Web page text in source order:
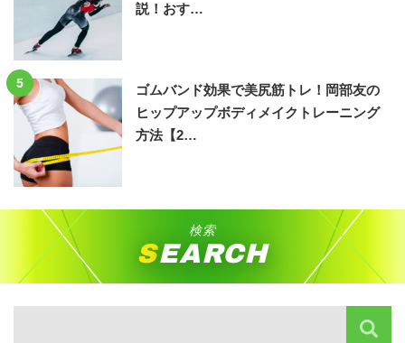
説！おす…
5
ゴムバンド効果で美尻筋トレ！岡部友の
ヒップアップボディメイクトレーニング
方法【2…
検索
SEARCH